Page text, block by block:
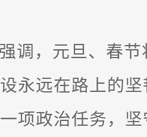
调，元旦、春
永远在路上的
项政治任务，